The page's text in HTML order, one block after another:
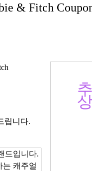
& Fitch
립니다.
드입니다.
는 캐주얼